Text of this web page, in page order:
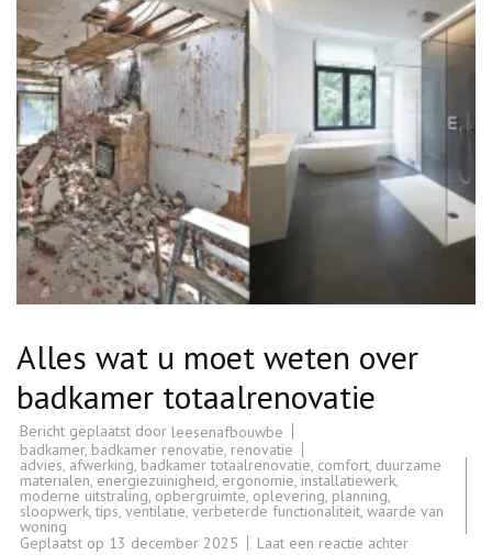
Alles wat u moet weten over
badkamer totaalrenovatie
Bericht geplaatst door leesenafbouwbe
badkamer, badkamer renovatie, renovatie
advies, afwerking, badkamer totaalrenovatie, comfort, duurzame
materialen, energiezuinigheid, ergonomie, installatiewerk,
moderne uitstraling, opbergruimte, oplevering, planning,
sloopwerk,tips, ventilatie, verbeterde functionaliteit, waarde van
woning
Geplaatst op 13 december 2025 Laat een reactie achterop